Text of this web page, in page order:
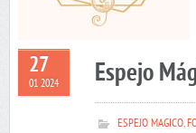
27
01 2024 Espejo
ESPEJO MAGICO,